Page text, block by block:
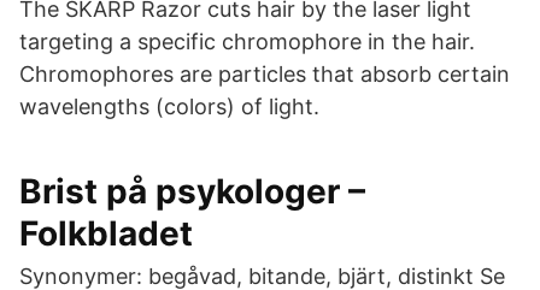
The SKARP Razor cuts hair by the laser light
targeting a specific chromophore in the hair.
Chromophores are particles that absorb certain
wavelengths (colors) of light.
Brist på psykologer –
Folkbladet
Synonymer: begåvad, bitande, bjärt, distinkt Se